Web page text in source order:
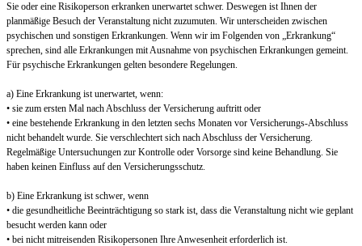
Sie oder eine Risikoperson erkranken unerwartet schwer. Deswegen ist Ihnen der
planmäßige Besuch der Veranstaltung nicht zuzumuten. Wir unterscheiden zwischen
psychischen und sonstigen Erkrankungen. Wenn wir im Folgenden von „Erkrankung“
sprechen, sind alle Erkrankungen mit Ausnahme von psychischen Erkrankungen gemeint.
Für psychische Erkrankungen gelten besondere Regelungen.
a) Eine Erkrankung ist unerwartet, wenn:
• sie zum ersten Mal nach Abschluss der Versicherung auftritt oder
• eine bestehende Erkrankung in den letzten sechs Monaten vor Versicherungs-Abschluss
nicht behandelt wurde. Sie verschlechtert sich nach Abschluss der Versicherung.
Regelmäßige Untersuchungen zur Kontrolle oder Vorsorge sind keine Behandlung. Sie
haben keinen Einfluss auf den Versicherungsschutz.
b) Eine Erkrankung ist schwer, wenn
• die gesundheitliche Beeinträchtigung so stark ist, dass die Veranstaltung nicht wie geplant
besucht werden kann oder
• bei nicht mitreisenden Risikopersonen Ihre Anwesenheit erforderlich ist.